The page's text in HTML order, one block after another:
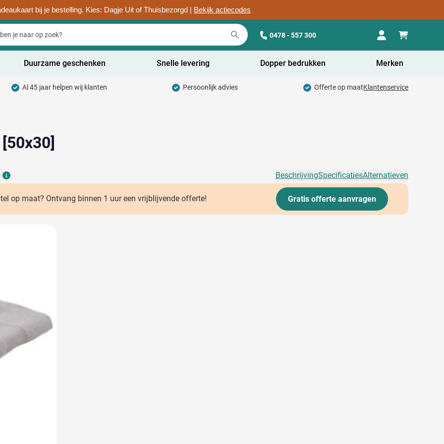
bij je bestelling. Kies: Dagje Uit of Thuisbezorgd | Bekijk actiecodes
0478 - 557 300
categorie
categorie
& Weggevers categorie
categorie
categorie
& Vrije tijd categorie
& Kids categorie
categorie
& thema's categorie
Duurzame geschenken Snelle levering Dopper bedrukken Merken
Al 45 jaar helpen wij klanten Persoonlijk advies Offerte op maatKlantenservice
Details
BeschrijvingSpecificatiesAlternatieven
op maat? Ontvang binnen 1 uur een vrijblijvende offerte! Gratis offerte aanvragen